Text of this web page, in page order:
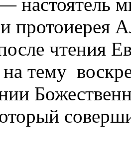
—
протоиерея
чтения
тему